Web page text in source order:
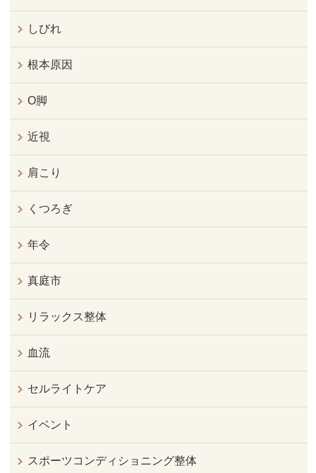
しびれ
根本原因
O脚
近視
肩こり
くつろぎ
年令
真庭市
リラックス整体
血流
セルライトケア
イベント
スポーツコンディショニング整体